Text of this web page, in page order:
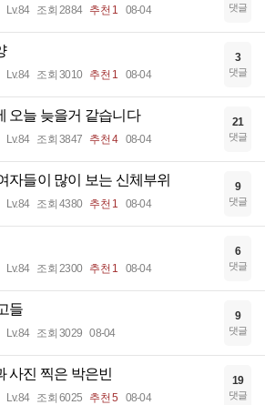
Lv.84 조회 2884 추천 1 08-04 댓글
Lv.84 조회 3010 추천 1 08-04
3
댓글
오늘 늦을거 같습니다
Lv.84 조회 3847 추천 4 08-04
21
댓글
자들이 많이 보는 신체부위
Lv.84 조회 4380 추천 1 08-04
9
댓글
Lv.84 조회 2300 추천 1 08-04
6
댓글
들
Lv.84 조회 3029 08-04
9
댓글
사진 찍은 박은빈
Lv.84 조회 6025 추천 5 08-04
19
댓글